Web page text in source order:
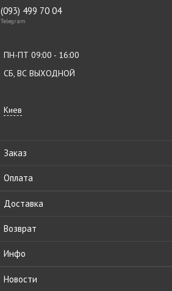
(093) 499 70 04
Telegram
ПН-ПТ 09:00 - 16:00
СБ, ВС ВЫХОДНОЙ
Киев
Заказ
Оплата
Доставка
Возврат
Инфо
Новости